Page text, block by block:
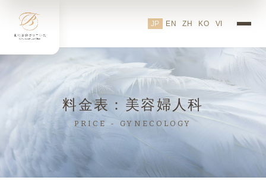
美容婦人科 施術料金一覧【
JP EN ZH KO VI
料金表：美容婦人科
PRICE - GYNECOLOGY